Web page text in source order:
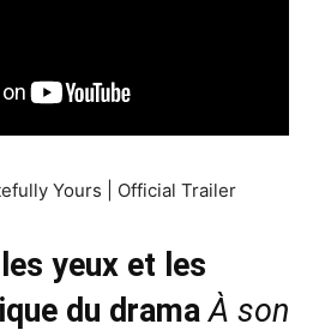
Yours | Official Trailer
yeux et les
du dramaÀ son